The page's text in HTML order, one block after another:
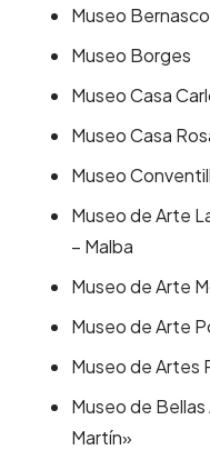
Museo
Museo Borges
Museo Casa
Museo Casa
Museo
Museo de Arte
– Malba
Museo de Arte
Museo de Arte
Museo de Artes
Museo de
Martín»